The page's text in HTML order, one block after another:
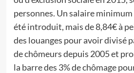
personnes. Un salaire
été introduit, mais de 8,84€ à
des louanges pour avoir divisé
de chômeurs depuis 2005 et
la barre des 3% de chômage